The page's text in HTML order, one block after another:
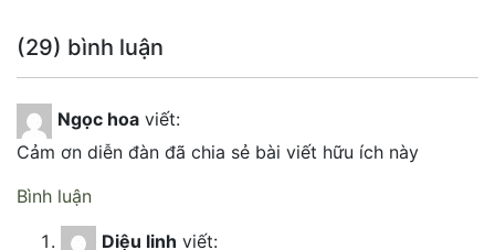
(29) bình luận
Ngọc hoa viết:
Cảm ơn diễn đàn đã chia sẻ bài viết hữu ích này
Bình luận
Diệu linh viết: